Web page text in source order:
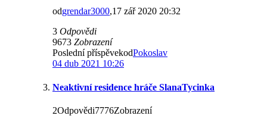
odgrendar3000,17 zář 2020 20:32
3 Odpovědi
9673 Zobrazení
Poslední příspěvekodPokoslav
04 dub 2021 10:26
Neaktivní residence hráče SlanaTycinka
2Odpovědi7776Zobrazení